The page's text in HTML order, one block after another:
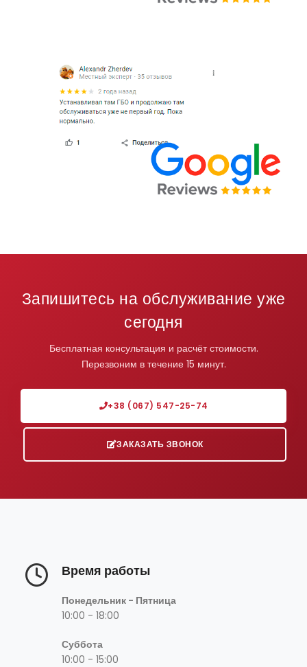
Запишитесь на обслуживание уже
сегодня
Бесплатная консультация и расчёт стоимости.
Перезвоним в течение 15 минут.
+38 (067) 547-25-74
ЗАКАЗАТЬ ЗВОНОК
Время работы
Понедельник - Пятница
10:00 - 18:00
Суббота
10:00 - 15:00